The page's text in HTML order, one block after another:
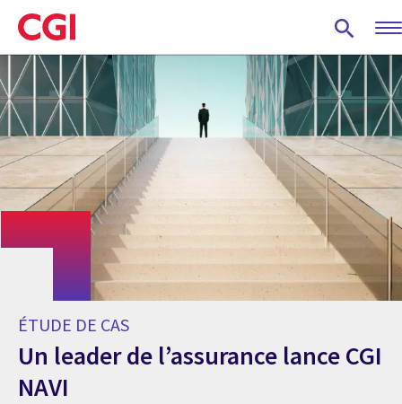
Skip
to
main
content
ÉTUDE DE CAS
Un leader de l’assurance lance CGI
NAVI